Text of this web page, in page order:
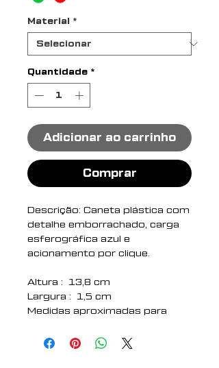
Material *
Quantidade *
Adicionar ao carrinho
Comprar
Descrição: Caneta plástica com
detalhe emborrachado, carga
esferográfica azul e
acionamento por clique.
Altura : 13,8 cm
Largura : 1,5 cm
Medidas aproximadas para